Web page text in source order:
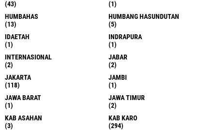
(43)
(1)
HUMBAHAS
(13)
HUMBANG HASUNDUTAN
(5)
IDAETAH
(1)
INDRAPURA
(1)
INTERNASIONAL
(2)
JABAR
(2)
JAKARTA
(118)
JAMBI
(1)
JAWA BARAT
(1)
JAWA TIMUR
(2)
KAB ASAHAN
(3)
KAB KARO
(294)